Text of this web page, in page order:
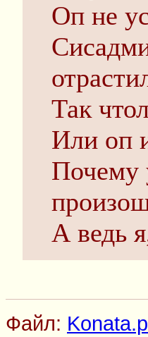
Оп не
Так
Или оп
Почему
А ведь
Файл: